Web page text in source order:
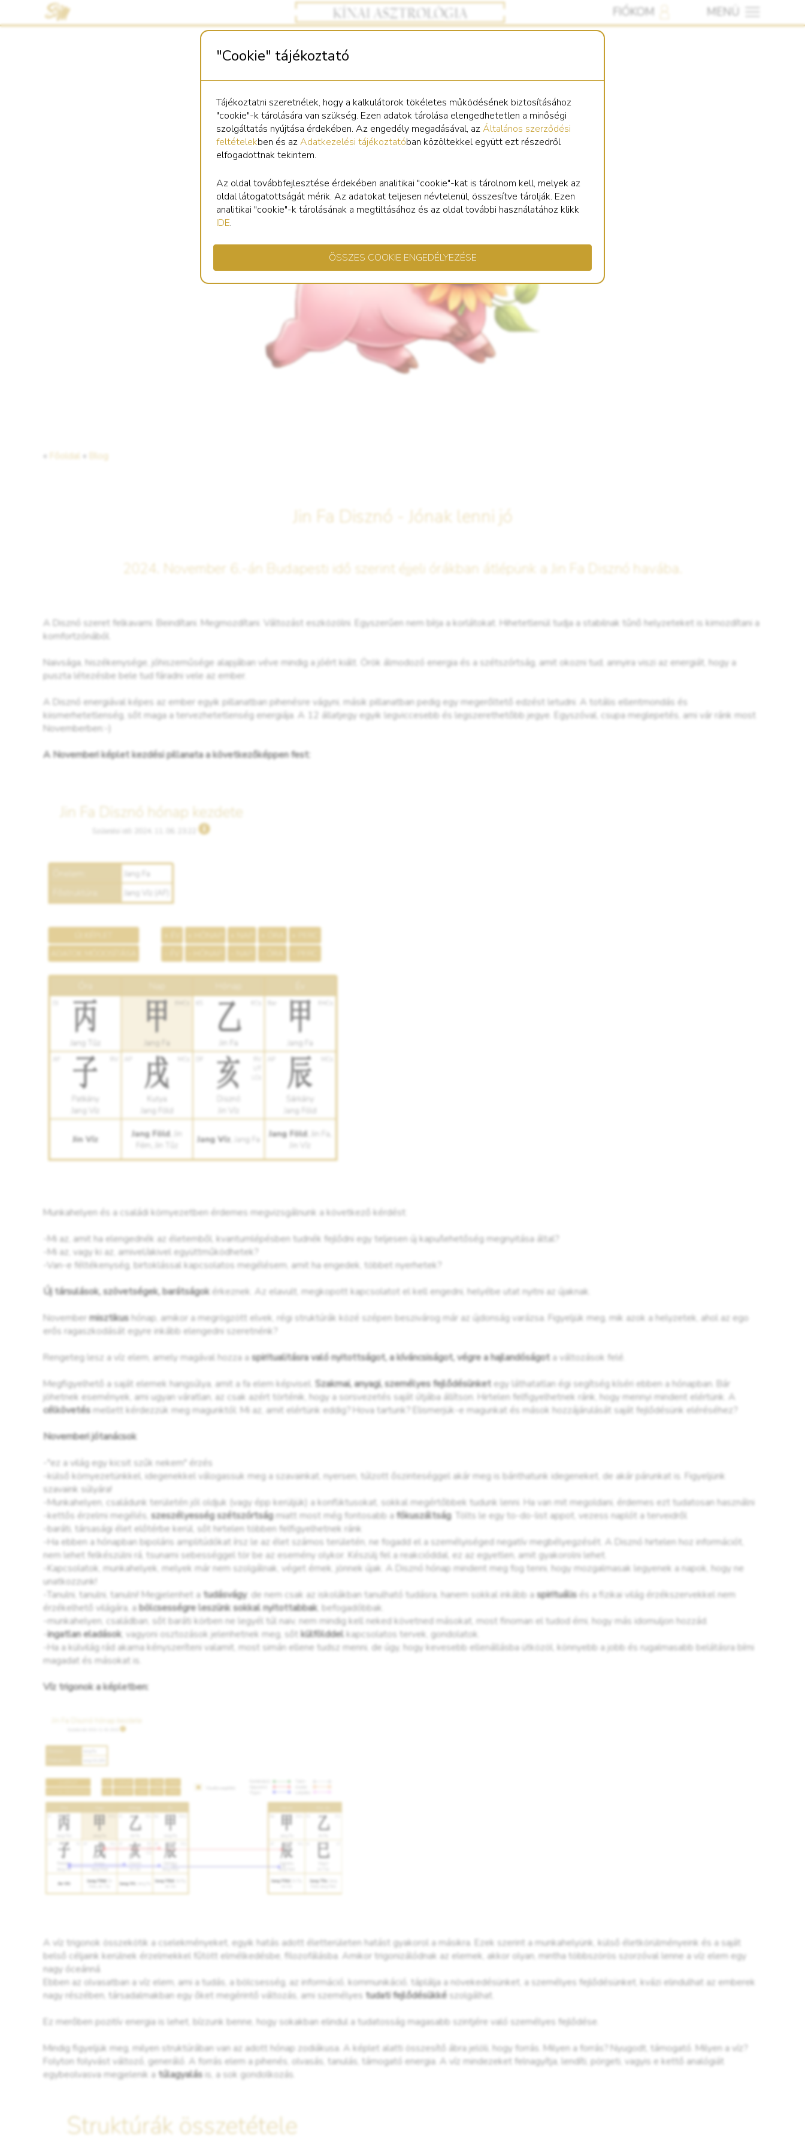
"Cookie" tájékoztató
Tájékoztatni szeretnélek, hogy a kalkulátorok tökéletes működésének biztosításához
"cookie"-k tárolására van szükség. Ezen adatok tárolása elengedhetetlen a minőségi
szolgáltatás nyújtása érdekében. Az engedély megadásával, azÁltalános szerződési
feltételekben és azAdatkezelési tájékoztatóban közöltekkel együtt ezt részedről
elfogadottnak tekintem.
Az oldal továbbfejlesztése érdekében analitikai "cookie"-kat is tárolnom kell, melyek az
oldal látogatottságát mérik. Az adatokat teljesen névtelenül, összesítve tárolják. Ezen
analitikai "cookie"-k tárolásának a megtiltásához és az oldal további használatához klikk
IDE.
ÖSSZES COOKIE ENGEDÉLYEZÉSE
FIÓKOM MENÜ
« Főoldal « Blog
Jin Fa Disznó - Jónak lenni jó
2024. November 6.-án Budapesti idő szerint éjjeli órákban átlépünk a Jin Fa Disznó havába.
A Disznó szeret felkavarni. Beindítani. Megmozdítani. Változást eszközölni. Egyszerűen nem bírja a korlátokat. Hihetetlenül tudja a stabilnak tűnő helyzeteket is kimozdítani a
komfortzónából.
Naivsága, hiszékenysége, jóhiszeműsége alapjában véve mindig a jóért kiált. Örök álmodozó energia és a szétszórtság, amit okozni tud, annyira viszi az energiát, hogy a
puszta létezésbe bele tud fáradni vele az ember.
A Disznó energiával képes az ember egyik pillanatban pihenésre vágyni, másik pillanatban pedig egy megerőltető edzést letudni. A totális ellentmondás és
kiismerhetetlenség, sőt maga a tervezhetetlenség energiája. A 12 állatjegy egyik legviccesebb és legszerethetőbb jegye. Egyszóval, csupa meglepetés, ami vár ránk most
Novemberben:-)
A Novemberi képlet kezdési pillanata a következőképpen fest:
Munkahelyen és a családi környezetben érdemes megvizsgálnunk a következő kérdést:
-Mi az, amit ha elengednék az életemből, kvantumlépésben tudnék fejlődni egy teljesen új kapu/lehetőség megnyitása által?
-Mi az, vagy ki az, amivel/akivel együttműködhetek?
-Van-e féltékenység, birtoklással kapcsolatos megélésem, amit ha engedek, többet nyerhetek?
Új társulások, szövetségek, barátságok érkeznek. Az elavult, megkopott kapcsolatot el kell engedni, helyébe utat nyitni az újaknak.
Novembermisztikushónap, amikor a megrögzött elvek, régi struktúrák közé szépen beszivárog már az újdonság varázsa. Figyeljük meg, mik azok a helyzetek, ahol az ego
erős ragaszkodását egyre inkább elengedni szeretnénk?
Rengeteg lesz a víz elem, amely magával hozza aspiritualitásra való nyitottságot, a kíváncsiságot, végre a hajlandóságot a változások felé.
Megfigyelhető a saját elemek hangsúlya, amit a fa elem képvisel. Szakmai, anyagi, személyes fejlődésünket egy láthatatlan égi segítség kíséri ebben a hónapban. Bár
jöhetnek események, ami ugyan váratlan, az csak azért történik, hogy a sorsvezetés saját útjába állítson. Hirtelen felfigyelhetnek ránk, hogy mennyi mindent elértünk. A
célkövetésmellett kérdezzük meg magunktól: Mi az, amit elértünk eddig? Hova tartunk? Elismerjük-e magunkat és mások hozzájárulását saját fejlődésünk eléréséhez?
Novemberi jótanácsok
-"ez a világ egy kicsit szűk nekem" érzés
-külső környezetünkkel, idegenekkel válogassuk meg a szavainkat, nyersen, túlzott őszinteséggel akár meg is bánthatunk idegeneket, de akár párunkat is. Figyeljünk
szavaink súlyára!
-Munkahelyen, családunk területén jól oldjuk (vagy épp kerüljük) a konfliktusokat, sokkal megértőbbek tudunk lenni. Ha van mit megoldani, érdemes ezt tudatosan használni
-kettős érzelmi megélés, szeszélyesség szétszórtságmiatt most még fontosabb afókuszáltság. Tölts le egy to-do-list appot, vezess naplót a terveidről
-baráti, társasági élet előtérbe kerül, sőt hirtelen többen felfigyelhetnek ránk
-Ha ebben a hónapban bipoláris amplitúdókat írsz le az élet számos területén, ne fogadd el a személyiséged negatív megbélyegzését. A Disznó hirtelen hoz információt,
nem lehet felkészülni rá, tsunami sebességgel tör be az esemény olykor. Készülj fel a reakcióddal, ez az egyetlen, amit gyakorolni lehet.
-Kapcsolatok, munkahelyek, melyek már nem szolgálnak, véget érnek, jönnek újak. A Disznó hónap mindent meg fog tenni, hogy mozgalmasak legyenek a napok, hogy ne
unatkozzunk!
-Tanulni, tanulni, tanulni! Megjelenhet a tudásvágy, de nem csak az iskolákban tanulható tudásra, hanem sokkal inkább aspirituálisés a fizikai világ érzékszervekkel nem
érzékelhető világára, abölcsességre leszünk sokkal nyitottabbak , befogadóbbak.
-munkahelyen, családban, sőt baráti körben ne legyél túl naiv, nem mindig kell neked követned másokat, most finoman el tudod érni, hogy más idomuljon hozzád.
-ingatlan eladások , vagyoni osztozások jelenhetnek meg, sőt külfölddel kapcsolatos tervek, gondolatok.
-Ha a külvilág rád akarna kényszeríteni valamit, most simán ellene tudsz menni, de úgy, hogy kevesebb ellenállásba ütközöl, könnyebb a jobb és rugalmasabb belátásra bírni
magadat és másokat is.
Víz trigonok a képletben:
A víz trigonok összekötik a cselekményeket, egyik hatás adott életterületen hatást gyakorol a másikra. Ezek szerint a munkahelyünk, külső életkörülményeink és a saját
belső céljaink kerülnek érzelmekkel fűtött elmélkedésbe, filozofálásba. Amikor trigonizálódnak az elemek, akkor olyan, mintha többszörös szorzóval lenne a víz elem egy
nagy óceánná.
Ebben az olvasatban a víz elem, ami a tudás, a bölcsesség, az információ, kommunikáció, táplálja a növekedésünket, a személyes fejlődésünket, kvázi elindulhat az emberek
nagy részében, társadalmakban egy őket megérintő változás, ami személyes tudati fejlődésükké szolgálhat.
Ez merőben pozitív energia is lehet, bízzunk benne, hogy sokakban elindul a tudatosság magasabb szintjére való személyes fejlődése.
Mindig figyeljük meg, milyen struktúrában van az adott hónap zodiákusa. A képlet alatti összesítő ábra jelöli, hogy forrás. Milyen a forrás? Nyugodt, támogató. Milyen a víz?
Folyton folyvást változó, generáló. A forrás elem a pihenés, olvasás, tanulás, támogató energia. A víz mindezeket felnagyítja, lendíti, pörgeti, vagyis e kettő analógiát
egybeolvasva megjelenik a túlagyalásis, a sok gondolkozás.